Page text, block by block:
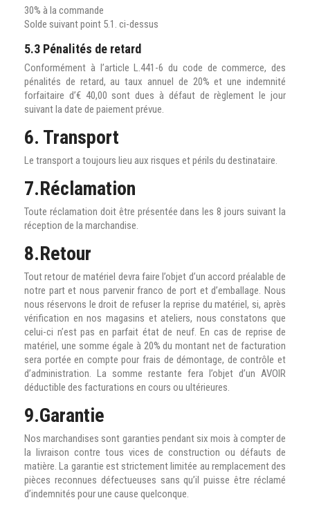
30% à la commande
Solde suivant point 5.1. ci-dessus
5.3 Pénalités de retard
Conformément à l’article L.441-6 du code de commerce, des
pénalités de retard, au taux annuel de 20% et une indemnité
forfaitaire d’€ 40,00 sont dues à défaut de règlement le jour
suivant la date de paiement prévue.
6. Transport
Le transport a toujours lieu aux risques et périls du destinataire.
7.Réclamation
Toute réclamation doit être présentée dans les 8 jours suivant la
réception de la marchandise.
8.Retour
Tout retour de matériel devra faire l’objet d’un accord préalable de
notre part et nous parvenir franco de port et d’emballage. Nous
nous réservons le droit de refuser la reprise du matériel, si, après
vérification en nos magasins et ateliers, nous constatons que
celui-ci n’est pas en parfait état de neuf. En cas de reprise de
matériel, une somme égale à 20% du montant net de facturation
sera portée en compte pour frais de démontage, de contrôle et
d’administration. La somme restante fera l’objet d’un AVOIR
déductible des facturations en cours ou ultérieures.
9.Garantie
Nos marchandises sont garanties pendant six mois à compter de
la livraison contre tous vices de construction ou défauts de
matière. La garantie est strictement limitée au remplacement des
pièces reconnues défectueuses sans qu’il puisse être réclamé
d’indemnités pour une cause quelconque.